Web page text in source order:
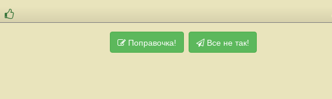
Поправочка! Все не так!